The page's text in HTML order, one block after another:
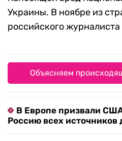
Украины. В ноябре из
российского
Объясняем
В Европе призвали
Россию всех источников